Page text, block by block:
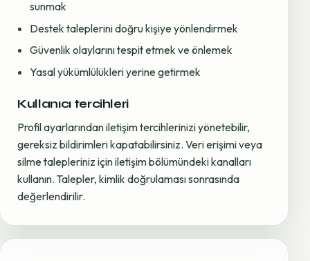
sunmak
Destek taleplerini doğru kişiye yönlendirmek
Güvenlik olaylarını tespit etmek ve önlemek
Yasal yükümlülükleri yerine getirmek
Kullanıcı tercihleri
Profil ayarlarından iletişim tercihlerinizi yönetebilir,
gereksiz bildirimleri kapatabilirsiniz. Veri erişimi veya
silme talepleriniz için iletişim bölümündeki kanalları
kullanın. Talepler, kimlik doğrulaması sonrasında
değerlendirilir.